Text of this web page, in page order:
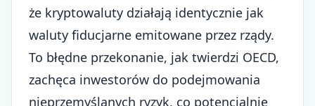
że kryptowaluty działają identycznie jak
waluty fiducjarne emitowane przez rządy.
To błędne przekonanie, jak twierdzi OECD,
zachęca inwestorów do podejmowania
nieprzemyślanych ryzyk, co potencjalnie